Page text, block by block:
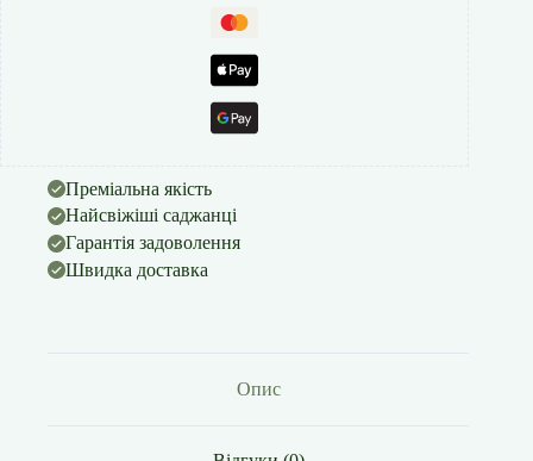
Преміальна якість
Найсвіжіші саджанці
Гарантія задоволення
Швидка доставка
Опис